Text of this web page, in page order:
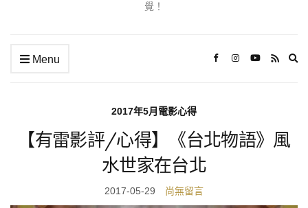
覺！
Menu
2017年5月電影心得
【有雷影評/心得】《台北物語》風
水世家在台北
2017-05-29 尚無留言